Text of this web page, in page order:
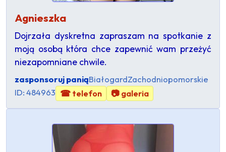
Agnieszka
Dojrzała dyskretna zapraszam na spotkanie z
moją osobą która chce zapewnić wam przeżyć
niezapomniane chwile.
zasponsoruj paniąBiałogardZachodniopomorskie
ID: 484963 ☎ telefon 📷 galeria